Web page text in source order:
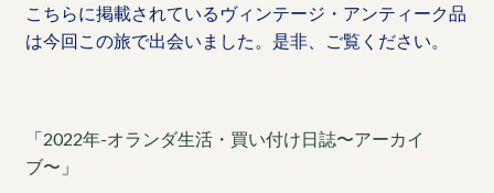
こちらに掲載されているヴィンテージ・アンティーク品
は今回この旅で出会いました。是非、ご覧ください。
「2022年-オランダ生活・買い付け日誌〜アーカイ
ブ〜 」